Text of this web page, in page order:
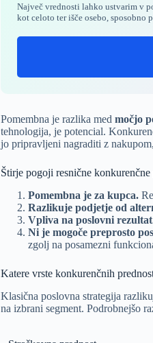
Največ vrednosti lahko ustvarim v
kot celoto ter išče osebo, sposobno
Pomembna je razlika medmočjo
tehnologija, je potencial.
jo pripravljeni nagraditi z
Štirje pogoji resnične konkurenčne
Pomembna je za kupca.
Razlikuje podjetje od
Vpliva na poslovni
Ni je mogoče preprosto
zgolj na posamezni
Katere vrste konkurenčnih
Klasična poslovna strategija
na izbrani segment. Podrobnejšo